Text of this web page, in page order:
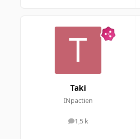
Taki
INpactien
1,5 k
messages